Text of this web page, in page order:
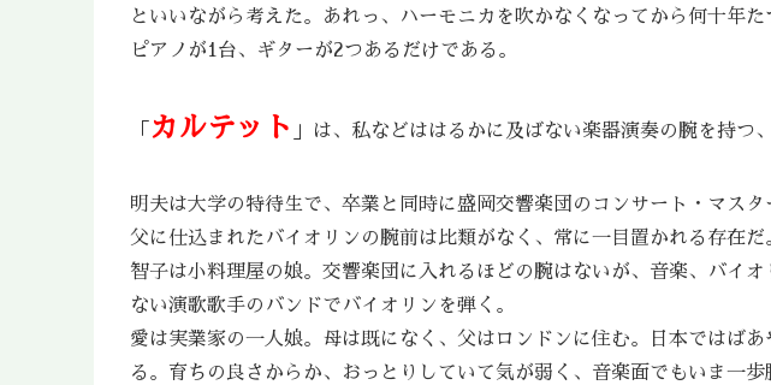
といいながら考えた。あれっ、ハーモニカを吹かなくなってから何十年
ピアノが1台、ギターが2つあるだけである。
「 カルテット 」は、私などははるかに及ばない楽器演奏の腕を持つ
明夫は大学の特待生で、卒業と同時に盛岡交響楽団のコンサート・マス
父に仕込まれたバイオリンの腕前は比類がなく、常に一目置かれる存在だ
智子は小料理屋の娘。交響楽団に入れるほどの腕はないが、音楽、バイ
ない演歌歌手のバンドでバイオリンを弾く。
愛は実業家の一人娘。母は既になく、父はロンドンに住む。日本ではば
る。育ちの良さからか、おっとりしていて気が弱く、音楽面でもいま一歩